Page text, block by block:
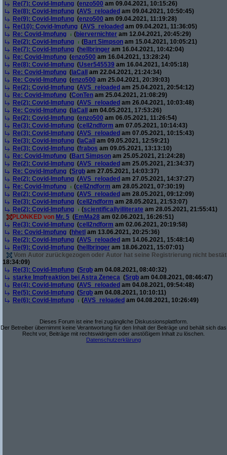
Re(7): Covid-Impfung (enzo500 am 09.04.2021, 10:15:26)
Re(8): Covid-Impfung (AVS_reloaded am 09.04.2021, 10:50:45)
Re(9): Covid-Impfung (enzo500 am 09.04.2021, 11:19:28)
Re(10): Covid-Impfung (AVS_reloaded am 09.04.2021, 11:36:05)
Re: Covid-Impfung
(biervernichter am 12.04.2021, 20:45:29)
Re(2): Covid-Impfung
(Bart Simpson am 15.04.2021, 10:05:21)
Re(7): Covid-Impfung (hellbringer am 16.04.2021, 10:42:04)
Re: Covid-Impfung (enzo500 am 16.04.2021, 13:28:24)
Re(8): Covid-Impfung (User545539 am 16.04.2021, 14:05:18)
Re: Covid-Impfung ( laCall
am 22.04.2021, 21:24:34)
Re: Covid-Impfung (enzo500 am 25.04.2021, 20:39:03)
Re(2): Covid-Impfung (AVS_reloaded am 25.04.2021, 20:54:12)
Re: Covid-Impfung (ConTen am 25.04.2021, 21:08:29)
Re(2): Covid-Impfung (AVS_reloaded am 26.04.2021, 10:03:48)
Re: Covid-Impfung ( laCall
am 04.05.2021, 17:53:26)
Re(2): Covid-Impfung (enzo500 am 06.05.2021, 11:26:54)
Re(3): Covid-Impfung (cell2ndform am 07.05.2021, 10:14:43)
Re(3): Covid-Impfung (AVS_reloaded am 07.05.2021, 10:15:43)
Re(3): Covid-Impfung ( laCall
am 09.05.2021, 12:59:21)
Re(3): Covid-Impfung (frabos am 09.05.2021, 13:13:10)
Re: Covid-Impfung (Bart Simpson am 25.05.2021, 21:24:28)
Re(2): Covid-Impfung (AVS_reloaded am 25.05.2021, 21:34:37)
Re: Covid-Impfung (Srgb am 27.05.2021, 14:03:37)
Re(2): Covid-Impfung (AVS_reloaded am 27.05.2021, 14:37:27)
Re: Covid-Impfung
(cell2ndform am 28.05.2021, 07:30:19)
Re(2): Covid-Impfung (AVS_reloaded am 28.05.2021, 09:12:09)
Re(3): Covid-Impfung (cell2ndform am 28.05.2021, 21:53:07)
Re(2): Covid-Impfung
(scientificallyilliterate am 28.05.2021, 21:55:41)
PLONKED von Mr. 5 (EmMa28 am 02.06.2021, 16:26:51)
Re(3): Covid-Impfung (cell2ndform am 02.06.2021, 20:19:58)
Re: Covid-Impfung (hhetl am 13.06.2021, 20:25:36)
Re(2): Covid-Impfung (AVS_reloaded am 14.06.2021, 15:48:14)
Re(9): Covid-Impfung (hellbringer am 18.06.2021, 15:07:01)
Vom Autor zurückgezogen oder Autor hat seine Registrierung nicht
18:34:09)
Re(3): Covid-Impfung (Srgb am 04.08.2021, 08:40:32)
starke Impfreaktion bei Astra Zeneca (Srgb am 04.08.2021, 08:46:47)
Re(4): Covid-Impfung (AVS_reloaded am 04.08.2021, 09:54:48)
Re(5): Covid-Impfung (Srgb am 04.08.2021, 10:10:11)
Re(6): Covid-Impfung
(AVS_reloaded am 04.08.2021, 10:26:49)
Dieses Forum ist eine frei zugängliche Diskussionsplattform.
Der Betreiber übernimmt keine Verantwortung für den Inhalt der Beiträge und behält sich das
Recht vor, Beiträge mit rechtswidrigem oder anstößigem Inhalt zu löschen.
Datenschutzerklärung